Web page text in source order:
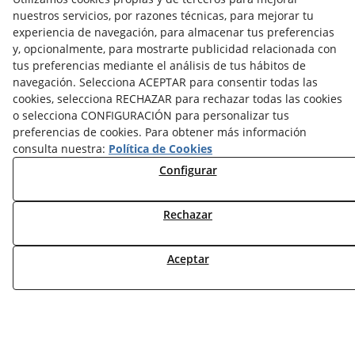
NOTICIAS AEROTERMIA
NOTICIAS FOTOVOLTAICA
NOTICIAS CLIMATIZACIÓN
NOTICIAS CALEFACCIÓN
NOTICIAS BIOMASA
NOTICIAS VENTILACIÓN
NOTICIAS ACS
nuestros servicios, por razones técnicas, para mejorar tu
experiencia de navegación, para almacenar tus preferencias
y, opcionalmente, para mostrarte publicidad relacionada con
tus preferencias mediante el análisis de tus hábitos de
navegación. Selecciona ACEPTAR para consentir todas las
cookies, selecciona RECHAZAR para rechazar todas las cookies
o selecciona CONFIGURACIÓN para personalizar tus
preferencias de cookies. Para obtener más información
consulta nuestra: Política de Cookies
Configurar
Rechazar
Aceptar